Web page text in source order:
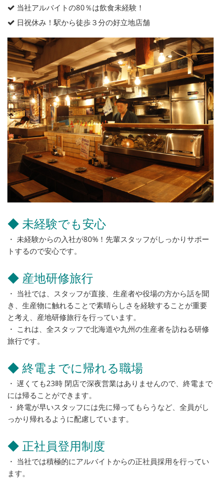
当社アルバイトの80％は飲食未経験！
日祝休み！駅から徒歩３分の好立地店舗
◆ 未経験でも安心
・ 未経験からの入社が80%！先輩スタッフがしっかりサポー
トするので安心です。
◆ 産地研修旅行
・ 当社では、スタッフが直接、生産者や役場の方から話を聞
き、生産物に触れることで素晴らしさを経験することが重要
と考え、産地研修旅行を行っています。
・ これは、全スタッフで北海道や九州の生産者を訪ねる研修
旅行です。
◆ 終電までに帰れる職場
・ 遅くても23時 閉店で深夜営業はありませんので、終電まで
には帰ることができます。
・ 終電が早いスタッフには先に帰ってもらうなど、全員がし
っかり帰れるように配慮しています。
◆ 正社員登用制度
・ 当社では積極的にアルバイトからの正社員採用を行ってい
ます。